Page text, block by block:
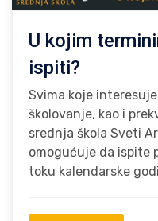
U kojim
ispiti?
Svima koje
školovanje, kao i
srednja škola Sveti
omogućuje da ispite
toku kalendarske